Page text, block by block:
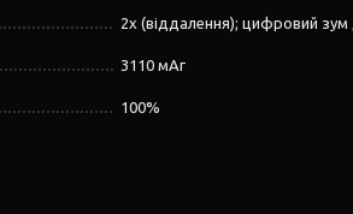
2x (віддалення); цифровий зум
3110 мАг
100%